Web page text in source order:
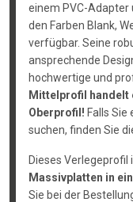
einem PVC-Adapter
den Farben Blank,
verfügbar. Seine
ansprechende
hochwertige und
Mittelprofil handelt
Oberprofil! Falls Sie
suchen, finden Sie
Dieses Verlegeprofil
Massivplatten in
Sie bei der